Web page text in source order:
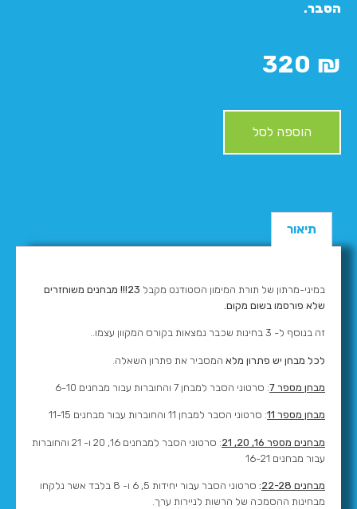
הסבר.
320 ₪
הוספה לסל
תיאור
במיני-מרתון של תורת המימון הסטודנט מקבל
23!!! מבחנים משוחזרים
שלא פורסמו בשום מקום.
זה בנוסף ל- 3 בחינות שכבר נמצאות בקורס המקוון עצמו..
לכל מבחן יש פתרון מלא המסביר את פתרון השאלה.
מבחן מספר 7 : סרטוני הסבר למבחן 7 והחוברות עבור מבחנים 6-10
מבחן מספר 11 : סרטוני הסבר למבחן 11 והחוברות עבור מבחנים 11-15
מבחנים מספר 16, 20, 21
: סרטוני הסבר למבחנים 16, 20 ו- 21 והחוברות
עבור מבחנים 16-21
מבחנים 22-28 :
סרטוני הסבר עבור יחידות 5, 6 ו- 8 בלבד אשר נלקחו
מבחינות ההסמכה של הרשות לניירות ערך.